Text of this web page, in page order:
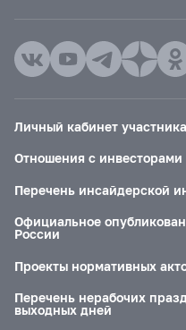
Личный кабинет
Отношения с инвесторами
Перечень инсайдерской
Официальное
России
Проекты нормативных
Перечень нерабочих
выходных дней